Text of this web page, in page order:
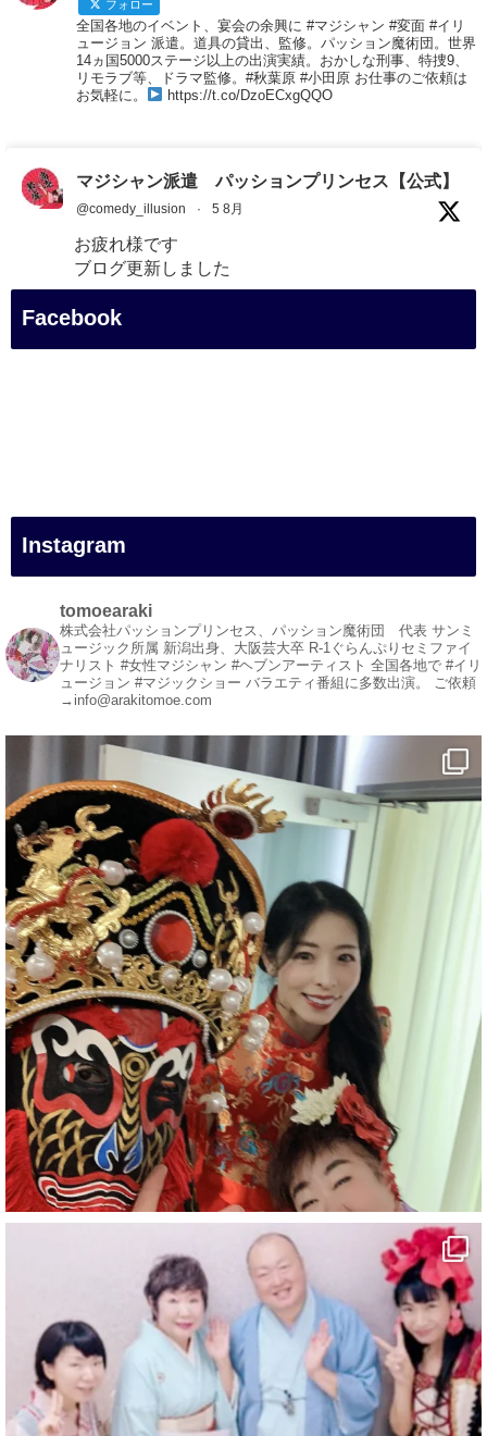
フォロー
全国各地のイベント、宴会の余興に #マジシャン #変面 #イリ
ュージョン 派遣。道具の貸出、監修。パッション魔術団。世界
14ヵ国5000ステージ以上の出演実績。おかしな刑事、特捜9、
リモラブ等、ドラマ監修。#秋葉原 #小田原 お仕事のご依頼は
お気軽に。
https://t.co/DzoECxgQQO
マジシャン派遣 パッションプリンセス【公式】
@comedy_illusion · 5 8月
お疲れ様です
ブログ更新しました
「マジシャン和歌山旅 白浜町・三段壁展望台」
#白浜町
#変面ショー
#イベント
#宴会
#余興
1 5 X
マジシャン派遣 パッションプリンセス【公式】
@comedy_illusion · 5 8月
お疲れ様です
YouTubeを更新しました
https://youtu.be/9Vo2WgtDLME @YouTube
#企業公式がお疲れ様を言い合う
#チャンネル登録おねがいします
#愛媛県
#新居浜市
#幸福駅
#別子銅山
#鉱山観光列車
#四国
#愛媛観光
#旅行
#旅行動画
#一人旅
#観光スポット
#旅行好きと繋がりたい
7 X
Facebook
Instagram
tomoearaki
株式会社パッションプリンセス、パッション魔術団 代表 サンミ
ュージック所属 新潟出身、大阪芸大卒 R-1ぐらんぷりセミファイ
ナリスト #女性マジシャン #ヘブンアーティスト 全国各地で #イリ
ュージョン #マジックショー バラエティ番組に多数出演。 ご依頼
→info@arakitomoe.com